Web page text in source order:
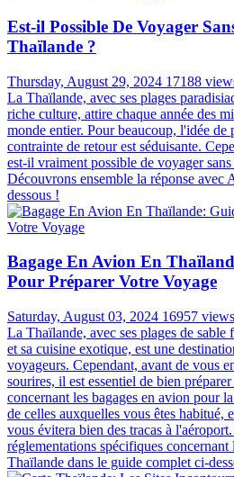
Est-il Possible De Voyager
Thaïlande ?
Thursday, August 29, 2024 17188
La Thaïlande, avec ses plages
riche culture, attire chaque année des
monde entier. Pour beaucoup, l'idée de
contrainte de retour est séduisante.
est-il vraiment possible de voyager
Découvrons ensemble la réponse avec
dessous !
Bagage En Avion En
Pour Préparer Votre Voyage
Saturday, August 03, 2024 16957 views
La Thaïlande, avec ses plages de sable
et sa cuisine exotique, est une
voyageurs. Cependant, avant de vous
sourires, il est essentiel de bien
concernant les bagages en avion pour
de celles auxquelles vous êtes habitué,
vous évitera bien des tracas à
réglementations spécifiques concernant
Thaïlande dans le guide complet ci-